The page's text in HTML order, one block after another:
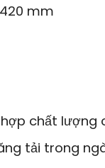
mm
chất lượng
tải trong